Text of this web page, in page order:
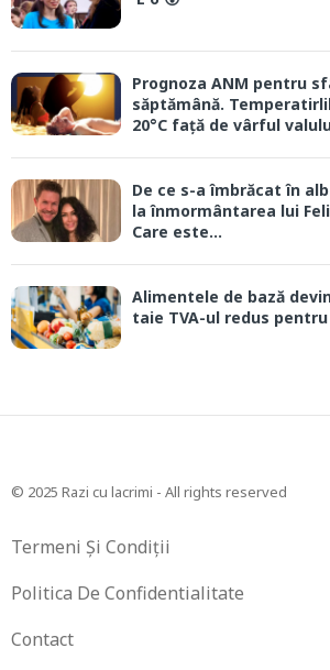
Prognoza ANM pentru
săptămână.
20°C față de vârful
De ce s-a îmbrăcat în
la înmormântarea lui
Care este...
Alimentele de bază
taie TVA-ul redus
© 2025 Razi cu lacrimi - All rights reserved
Termeni Și Condiții
Politica De Confidentialitate
Contact